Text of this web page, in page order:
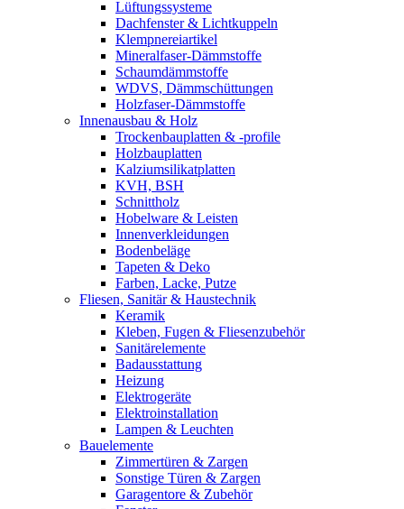
Lüftungssysteme
Dachfenster & Lichtkuppeln
Klempnereiartikel
Mineralfaser-Dämmstoffe
Schaumdämmstoffe
WDVS, Dämmschüttungen
Holzfaser-Dämmstoffe
Innenausbau & Holz
Trockenbauplatten & -profile
Holzbauplatten
Kalziumsilikatplatten
KVH, BSH
Schnittholz
Hobelware & Leisten
Innenverkleidungen
Bodenbeläge
Tapeten & Deko
Farben, Lacke, Putze
Fliesen, Sanitär & Haustechnik
Keramik
Kleben, Fugen & Fliesenzubehör
Sanitärelemente
Badausstattung
Heizung
Elektrogeräte
Elektroinstallation
Lampen & Leuchten
Bauelemente
Zimmertüren & Zargen
Sonstige Türen & Zargen
Garagentore & Zubehör